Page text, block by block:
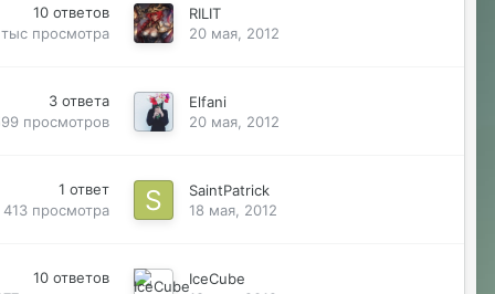
10 ответов
тыс просмотра
RILIT
20 мая, 2012
3 ответа
просмотров
Elfani
20 мая, 2012
1 ответ
413 просмотра
SaintPatrick
18 мая, 2012
10 ответов
IceCube